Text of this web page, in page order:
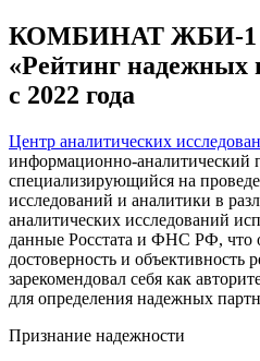
КОМБИНАТ ЖБИ-1
«Рейтинг надежных
с 2022 года
Центр аналитических
информационно-аналитический
специализирующийся на
исследований и аналитики в
аналитических исследований
данные Росстата и ФНС РФ, что
достоверность и объективность
зарекомендовал себя как
для определения надежных
Признание надежности